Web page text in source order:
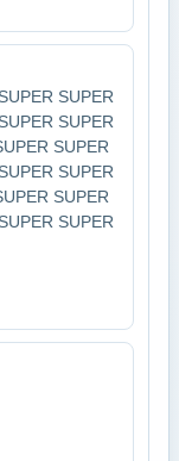
SUPER
SUPER
SUPER
SUPER
SUPER
SUPER